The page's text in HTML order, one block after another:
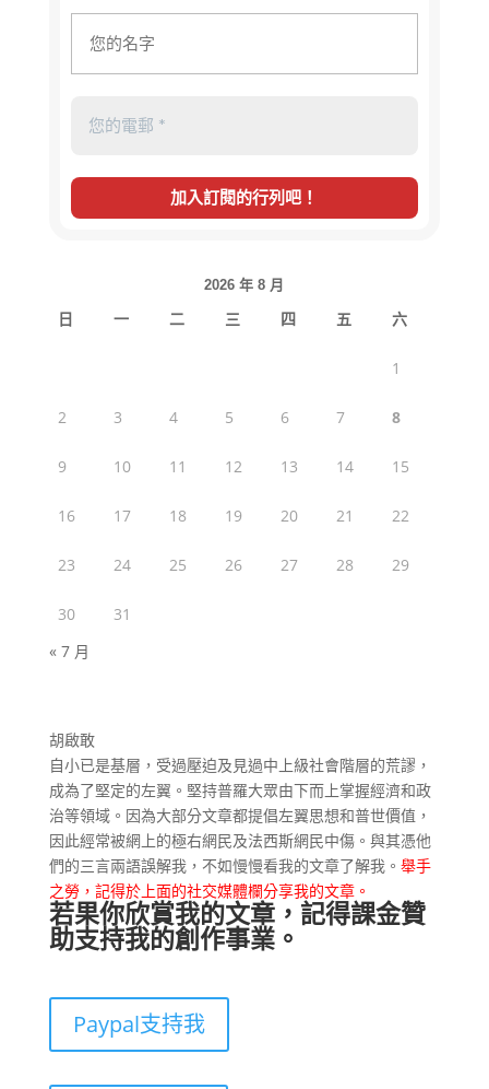
2026 年 8 月
日 一 二 三 四 五 六
1
2 3 4 5 6 7 8
9 10 11 12 13 14 15
16 17 18 19 20 21 22
23 24 25 26 27 28 29
30
31
« 7 月
胡啟敢
自小已是基層，受過壓迫及見過中上級社會階層的荒謬，
成為了堅定的左翼。堅持普羅大眾由下而上掌握經濟和政
治等領域。因為大部分文章都提倡左翼思想和普世價值，
因此經常被網上的極右網民及法西斯網民中傷。與其憑他
們的三言兩語誤解我，不如慢慢看我的文章了解我。 舉手
之勞，記得於上面的社交媒體欄分享我的文章。
若果你欣賞我的文章，記得課金贊
助支持我的創作事業。
Paypal支持我